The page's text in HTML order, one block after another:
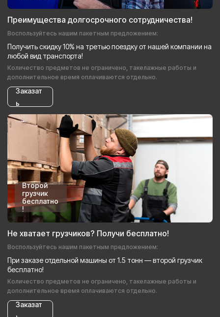
Преимущества долгосрочного сотрудничества!
Воспользуйтесь нашим пакетным предложением:
Получить скидку 10% на третью поездку от нашей компании на
любой вид транспорта!
Количество предметов не ограничено, такелажные работы и
дополнительное время оплачиваются отдельно.
Заказат
ь
Второй
грузчик
бесплатно
!
Не хватает грузчиков? Получи бесплатно!
Воспользуйтесь нашим пакетным предложением:
При заказе отдельной машины от 1.5 тонн — второй грузчик
бесплатно!
Количество предметов не ограничено, такелажные работы и
дополнительное время оплачиваются отдельно.
Заказат